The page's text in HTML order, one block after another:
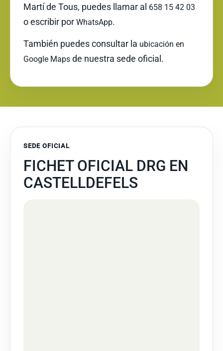
Martí de Tous, puedes llamar al 658 15 42 03
o escribir por WhatsApp.
También puedes consultar la ubicación en
Google Maps de nuestra sede oficial.
SEDE OFICIAL
FICHET OFICIAL DRG EN
CASTELLDEFELS